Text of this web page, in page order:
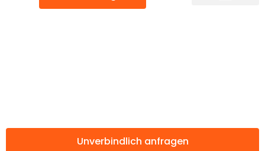
Unverbindlich anfragen